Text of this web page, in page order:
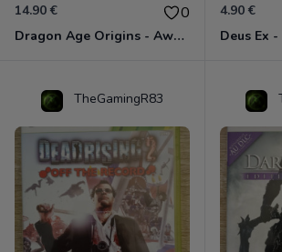
14.90 € 0
Dragon Age Origins - Awakening Xbox 360
4.90 €
TheGamingR83